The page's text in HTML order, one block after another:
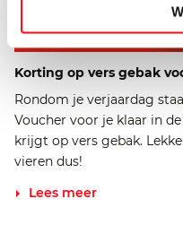
Korting op vers gebak
Rondom je verjaardag
Voucher voor je klaar in
krijgt op vers gebak.
vieren dus!
Lees meer